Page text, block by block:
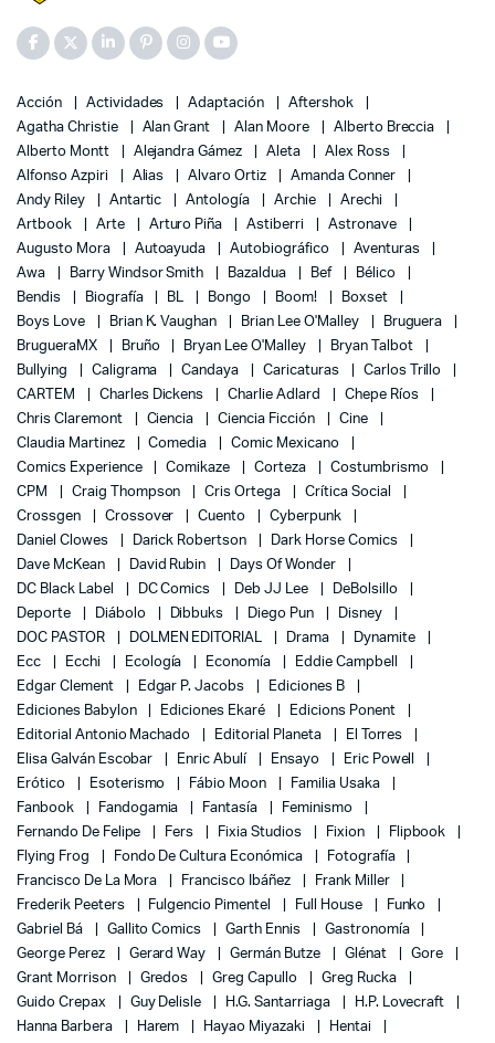
Acción Actividades Adaptación
Aftershok
Agatha Christie
Alan Grant Alan Moore
Alberto Breccia
Alberto Montt
Alejandra Gámez Aleta
Alex Ross
Alfonso Azpiri
Alias Alvaro Ortiz
Amanda Conner
Andy Riley
Antartic Antología Archie
Arechi
Artbook
Arte Arturo Piña Astiberri
Astronave
Augusto Mora
Autoayuda Autobiográfico
Aventuras
Awa
Barry Windsor Smith Bazaldua Bef
Bélico
Bendis
Biografía BL Bongo Boom!
Boxset
Boys Love
Brian K. Vaughan Brian Lee O'Malley
Bruguera
BrugueraMX
Bruño Bryan Lee O'Malley
Bryan Talbot
Bullying
Caligrama Candaya Caricaturas
Carlos Trillo
CARTEM
Charles Dickens Charlie Adlard
Chepe Ríos
Chris Claremont
Ciencia Ciencia Ficción
Cine
Claudia Martinez
Comedia
Comic Mexicano
Comics Experience
Comikaze Corteza
Costumbrismo
CPM
Craig Thompson Cris Ortega
Crítica Social
Crossgen
Crossover Cuento
Cyberpunk
Daniel Clowes
Darick Robertson
Dark Horse Comics
Dave McKean
David Rubin
Days Of Wonder
DC Black Label
DC Comics Deb JJ Lee
DeBolsillo
Deporte
Diábolo Dibbuks Diego Pun
Disney
DOC PASTOR
DOLMEN EDITORIAL Drama
Dynamite
Ecc
Ecchi Ecología Economía
Eddie Campbell
Edgar Clement
Edgar P. Jacobs
Ediciones B
Ediciones Babylon
Ediciones Ekaré
Edicions Ponent
Editorial Antonio Machado
Editorial Planeta
El Torres
Elisa Galván Escobar
Enric Abulí Ensayo
Eric Powell
Erótico
Esoterismo Fábio Moon
Familia Usaka
Fanbook
Fandogamia Fantasía
Feminismo
Fernando De Felipe
Fers Fixia Studios Fixion
Flipbook
Flying Frog
Fondo De Cultura Económica
Fotografía
Francisco De La Mora
Francisco Ibáñez
Frank Miller
Frederik Peeters
Fulgencio Pimentel Full House
Funko
Gabriel Bá
Gallito Comics Garth Ennis
Gastronomía
George Perez
Gerard Way Germán Butze Glénat
Gore
Grant Morrison
Gredos Greg Capullo
Greg Rucka
Guido Crepax
Guy Delisle H.G. Santarriaga
H.P. Lovecraft
Hanna Barbera
Harem Hayao Miyazaki
Hentai